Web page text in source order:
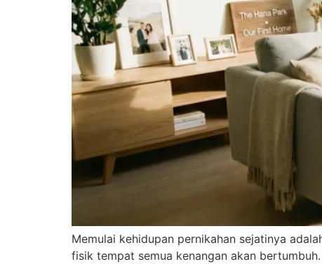
Memulai kehidupan pernikahan sejatinya
fisik tempat semua kenangan akan